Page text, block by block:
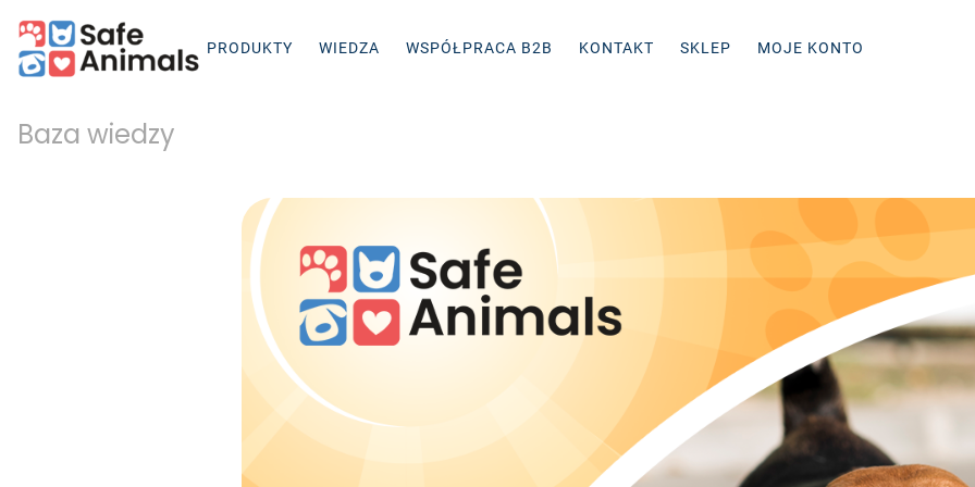
PRODUKTY WIEDZA WSPÓŁPRACA B2B KONTAKT SKLEP MOJE KONTO
Baza wiedzy